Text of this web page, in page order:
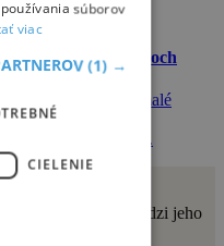
Faerských ostrovoch
a Islandom ležia malé
Sú menšie ako
sú exotické zároveň.
s.r.o. Medzi jeho
súborov
viac
(1) →
CIELENIE